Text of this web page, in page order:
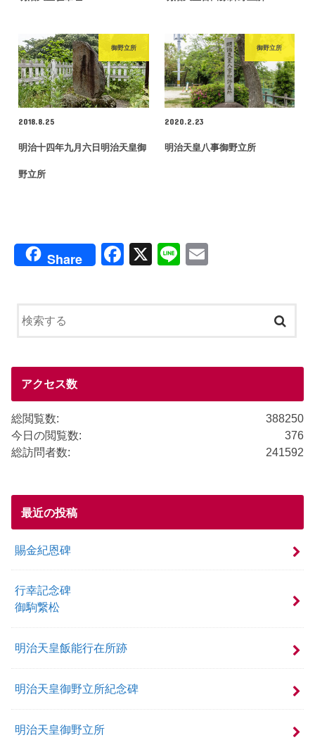
御野立所
2018.8.25
明治十四年九月六日明治天皇御
野立所
御野立所
2020.2.23
明治天皇八事御野立所
Share
F
o
X
Li
アクセス数
388250
総閲覧数:
376
今日の閲覧数:
241592
総訪問者数:
最近の投稿
賜金紀恩碑
行幸記念碑
御駒繋松
明治天皇飯能行在所跡
明治天皇御野立所紀念碑
明治天皇御野立所